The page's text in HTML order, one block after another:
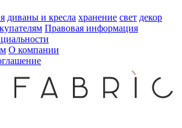
диваны и кресла хранение свет декор
Правовая информация
О компании